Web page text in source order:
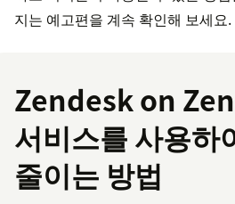
지는 예고편을 계속 확인해 보세요.
Zendesk on
서비스를 사용하
줄이는 방법